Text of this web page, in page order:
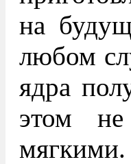
на
любом
ядра
этом не
мягкими.